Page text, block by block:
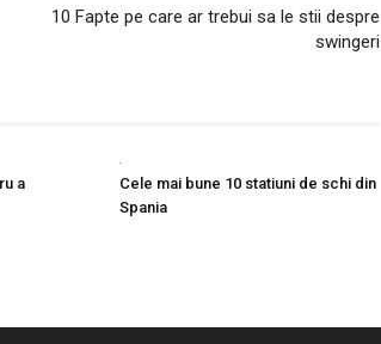
10 Fapte pe care ar trebui sa le stii despre
swingeri
a
Cele mai bune 10 statiuni de schi din
Spania